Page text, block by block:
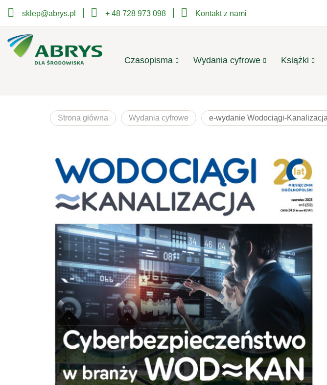
sklep@abrys.pl + 48 728 973 098 Kontakt z nami
Czasopisma Wydania cyfrowe Książki
Strona główna Wydania cyfrowe e-wydanie Wodociągi-